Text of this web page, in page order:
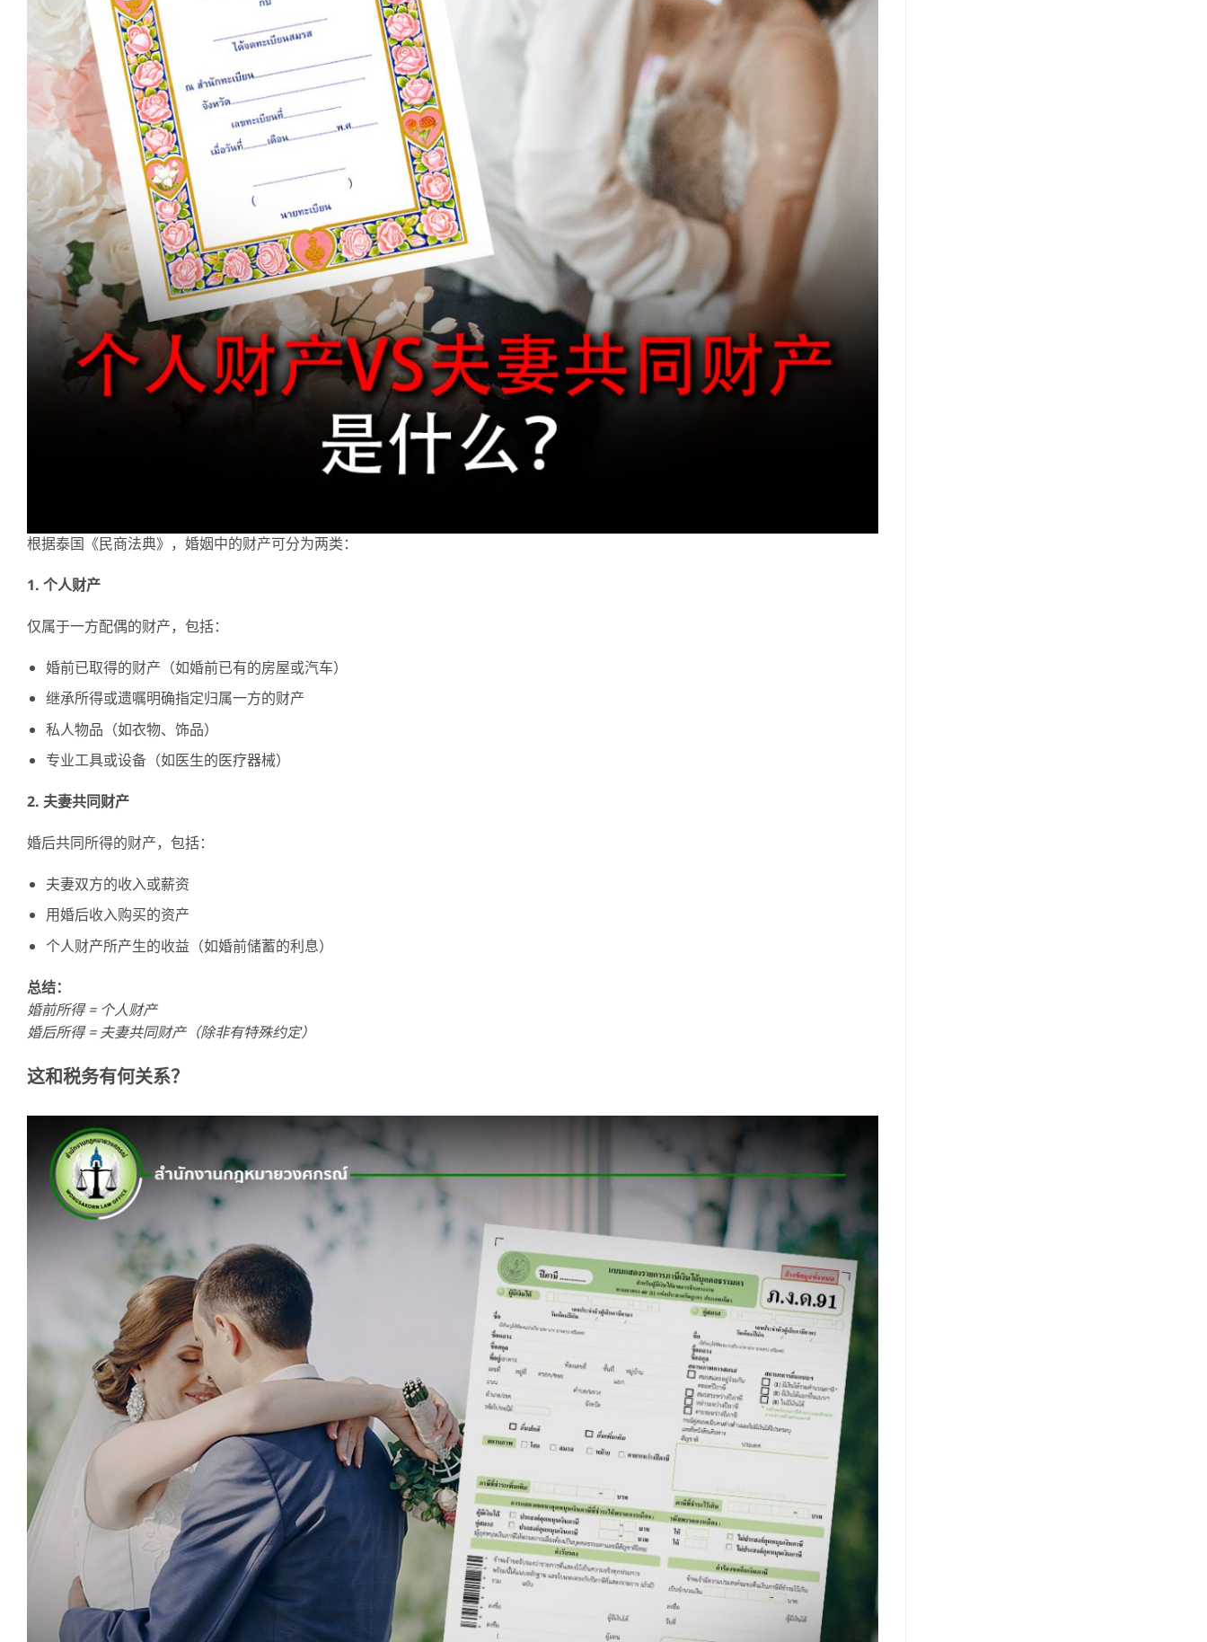
根据泰国《民商法典》，婚姻中的财产可分为两类：
1. 个人财产
仅属于一方配偶的财产，包括：
婚前已取得的财产（如婚前已有的房屋或汽车）
继承所得或遗嘱明确指定归属一方的财产
私人物品（如衣物、饰品）
专业工具或设备（如医生的医疗器械）
2. 夫妻共同财产
婚后共同所得的财产，包括：
夫妻双方的收入或薪资
用婚后收入购买的资产
个人财产所产生的收益（如婚前储蓄的利息）
总结：
婚前所得= 个人财产
婚后所得=夫妻共同财产（除非有特殊约定）
这和税务有何关系？